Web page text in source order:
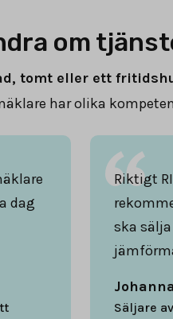
om
tomt eller ett
har olika
dag
Riktigt
ska
Säljare